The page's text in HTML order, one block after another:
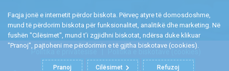
Politika e privatësisë Politika e biskotave (cookies)
Faqja jonë e internetit përdor biskota. Përveç atyre të domosdoshme,
mund të përdorim biskota për funksionalitet, analitikë dhe marketing. Në
fushën "Cilësimet", mund t’i zgjidhni biskotat, ndërsa duke klikuar
"Pranoj", pajtoheni me përdorimin e të gjitha biskotave (cookies).
Pranoj Cilësimet Refuzoj